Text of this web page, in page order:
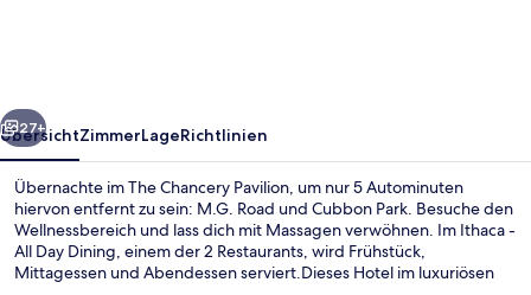
Weiter
27+
ÜbersichtZimmerLageRichtlinien
Übernachte im The Chancery Pavilion, um nur 5 Autominuten
hiervon entfernt zu sein: M.G. Road und Cubbon Park. Besuche den
Wellnessbereich und lass dich mit Massagen verwöhnen. Im Ithaca -
All Day Dining, einem der 2 Restaurants, wird Frühstück,
Mittagessen und Abendessen serviert.Dieses Hotel im luxuriösen